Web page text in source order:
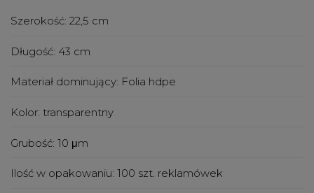
Szerokość: 22,5 cm
Długość: 43 cm
Materiał dominujący: Folia hdpe
Kolor: transparentny
Grubość: 10 μm
Ilość w opakowaniu: 100 szt. reklamówek